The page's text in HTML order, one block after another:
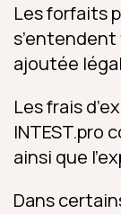
Les forfaits
ajoutée
Les frais
INTEST.pro
ainsi que
Dans